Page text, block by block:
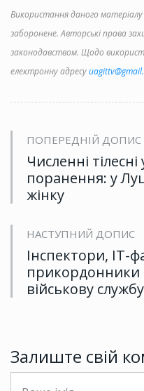
Використання даного матеріалу
заборонене. Авторські права
законодавством. Щодо
електронну адресу
ПОПЕРЕДНІЙ ДОПИС
Численні
поранення: у
жінку
НАСТУПНИЙ ДОПИС
Інспектори, ІТ-
військову службу
Залиште свій